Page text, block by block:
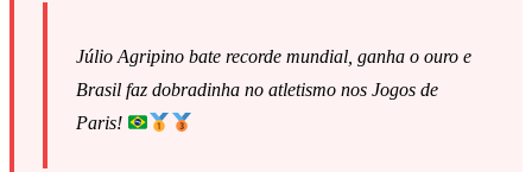
Júlio Agripino bate recorde mundial, ganha o ouro e
Brasil faz dobradinha no atletismo nos Jogos de
Paris!